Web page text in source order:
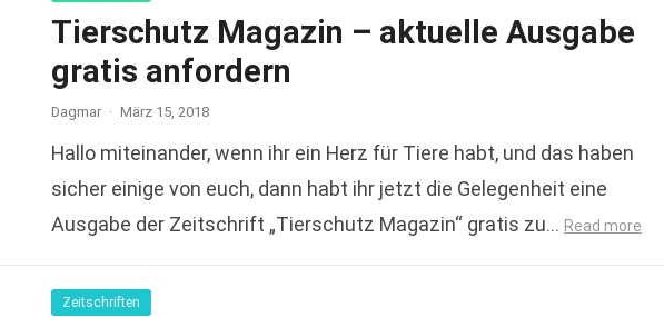
Tierschutz Magazin – aktuelle Ausgabe
gratis anfordern
Dagmar · März 15, 2018
Hallo miteinander, wenn ihr ein Herz für Tiere habt, und das haben
sicher einige von euch, dann habt ihr jetzt die Gelegenheit eine
Ausgabe der Zeitschrift „Tierschutz Magazin“ gratis zu… Read more
Zeitschriften